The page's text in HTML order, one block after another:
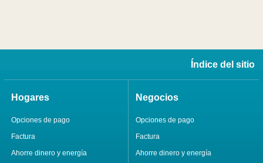
Índice del sitio
Hogares
Opciones de pago
Factura
Ahorre dinero y energía
Negocios
Opciones de pago
Factura
Ahorre dinero y energía